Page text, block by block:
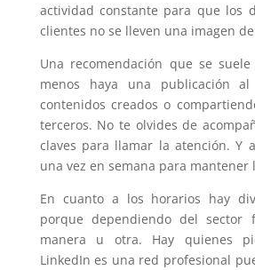
actividad constante para que los
clientes no se lleven una imagen
Una recomendación que se
menos haya una publicación
contenidos creados o
terceros. No te olvides de
claves para llamar la atención. Y
una vez en semana para mantener
En cuanto a los horarios hay
porque dependiendo del sector
manera u otra. Hay quienes
LinkedIn es una red profesional